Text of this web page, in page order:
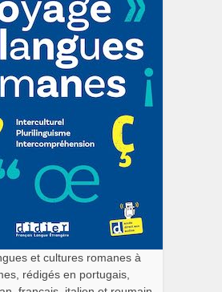
et cultures romanes à
rédigés en portugais,